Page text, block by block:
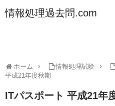
情報処理過去問.com
ホーム 情報処理試験
平成21年度秋期
ITパスポート 平成21年